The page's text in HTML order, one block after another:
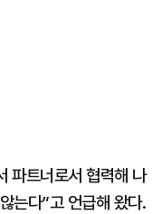
파트너로서 협력해 나
는다”고 언급해 왔다.